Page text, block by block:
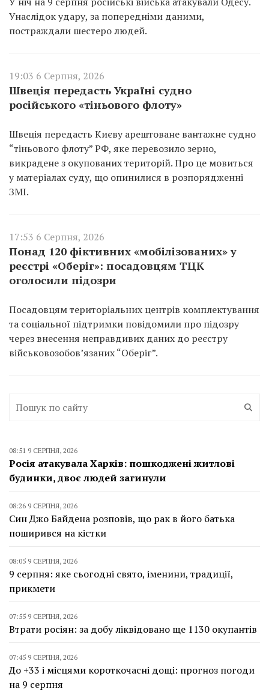
Унаслідок удару, за попередніми даними,
постраждали шестеро людей.
19:03 6 Серпня, 2026
Швеція передасть Україні судно
російського «тіньового флоту»
Швеція передасть Києву арештоване вантажне судно
“тіньового флоту” РФ, яке перевозило зерно,
викрадене з окупованих територій. Про це мовиться
у матеріалах суду, що опинилися в розпорядженні
ЗМІ.
17:53 6 Серпня, 2026
Понад 120 фіктивних «мобілізованих» у
реєстрі «Оберіг»: посадовцям ТЦК
оголосили підозри
Посадовцям територіальних центрів комплектування
та соціальної підтримки повідомили про підозру
через внесення неправдивих даних до реєстру
військовозобов’язаних “Оберіг”.
08:51 9 СЕРПНЯ, 2026
Росія атакувала Харків: пошкоджені житлові
будинки, двоє людей загинули
08:26 9 СЕРПНЯ, 2026
Син Джо Байдена розповів, що рак в його батька
поширився на кістки
08:05 9 СЕРПНЯ, 2026
9 серпня: яке сьогодні свято, іменини, традиції,
прикмети
07:55 9 СЕРПНЯ, 2026
Втрати росіян: за добу ліквідовано ще 1130 окупантів
07:45 9 СЕРПНЯ, 2026
До +33 і місцями короткочасні дощі: прогноз погоди
на 9 серпня